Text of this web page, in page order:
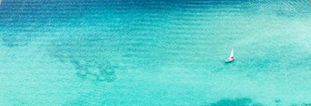
L’aventure mexicaine en famille - Cités mayas,
cenotes et plages du Yucatán
Embarquer les enfants sur les traces du monde maya ; les voir
s'émerveiller devant les couleurs des maisons, de l'eau et des poissons
12 jours, de CHF 3100 à CHF 4500